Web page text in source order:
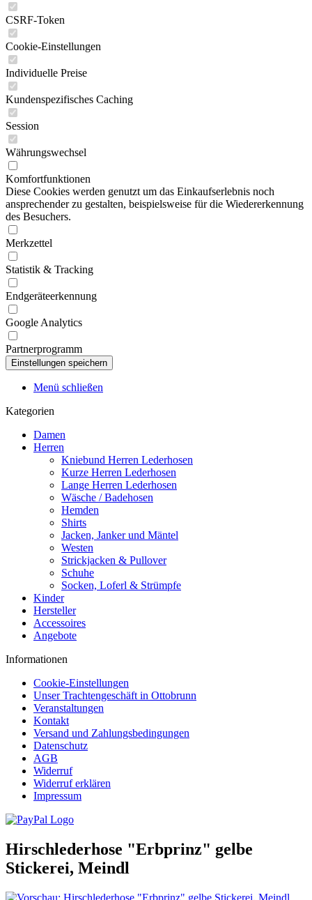
CSRF-Token
Cookie-Einstellungen
Individuelle Preise
Kundenspezifisches Caching
Session
Währungswechsel
Komfortfunktionen
Diese Cookies werden genutzt um das Einkaufserlebnis noch
ansprechender zu gestalten, beispielsweise für die Wiedererkennung
des Besuchers.
Merkzettel
Statistik & Tracking
Endgeräteerkennung
Google Analytics
Partnerprogramm
Menü schließen
Kategorien
Damen
Herren
Kniebund Herren Lederhosen
Kurze Herren Lederhosen
Lange Herren Lederhosen
Wäsche / Badehosen
Hemden
Shirts
Jacken, Janker und Mäntel
Westen
Strickjacken & Pullover
Schuhe
Socken, Loferl & Strümpfe
Kinder
Hersteller
Accessoires
Angebote
Informationen
Cookie-Einstellungen
Unser Trachtengeschäft in Ottobrunn
Veranstaltungen
Kontakt
Versand und Zahlungsbedingungen
Datenschutz
AGB
Widerruf
Widerruf erklären
Impressum
Hirschlederhose "Erbprinz" gelbe
Stickerei, Meindl